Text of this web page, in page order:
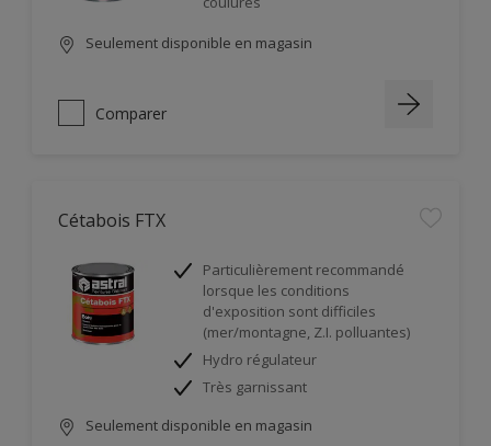
Seulement disponible en magasin
Comparer
Cétabois FTX
Particulièrement recommandé
lorsque les conditions
d'exposition sont difficiles
(mer/montagne, Z.I. polluantes)
Hydro régulateur
Très garnissant
Seulement disponible en magasin